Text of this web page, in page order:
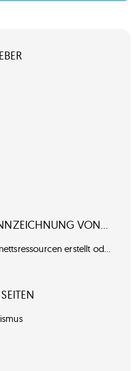
VON BEITRÄGEN
erstellt oder veröffentlicht werden